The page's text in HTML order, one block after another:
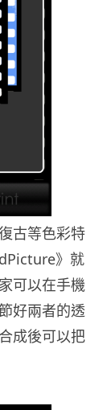
古等色彩特
》就
可以在手機
好兩者的透
成後可以把